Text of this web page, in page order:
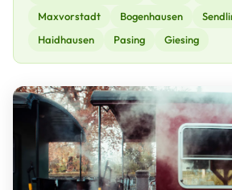
Maxvorstadt
Bogenhausen
Haidhausen
Pasing Giesing